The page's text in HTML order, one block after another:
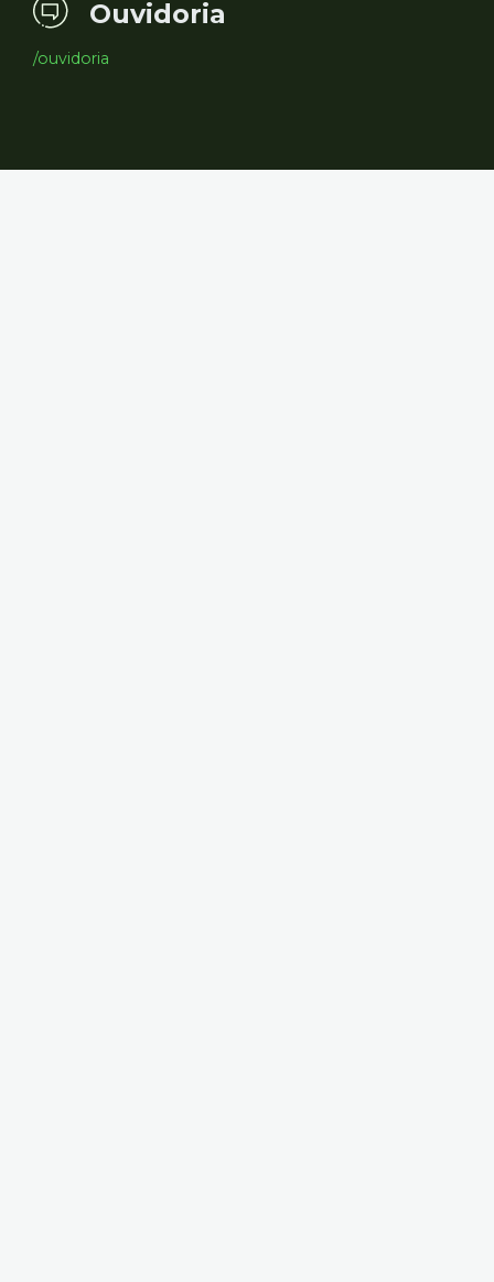
Ouvidoria
/ouvidoria